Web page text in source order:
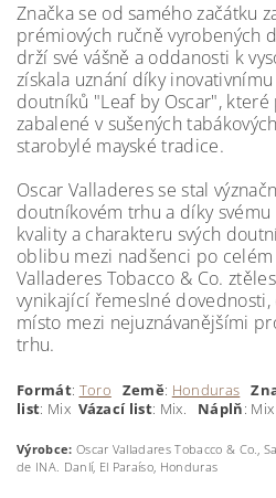
Značka se od samého začátku
prémiových ručně vyrobených
drží své vášně a oddanosti k
získala uznání díky
doutníků "Leaf by Oscar",
zabalené v sušených
starobylé mayské tradice.
Oscar Valladeres se stal
doutníkovém trhu a díky
kvality a charakteru svých
oblibu mezi nadšenci po celém
Valladeres Tobacco & Co.
vynikající řemeslné dovednosti,
místo mezi nejuznávanějšími
trhu.
Formát: Toro Země: Honduras
list: Mix Vázací list: Mix. Náplň: Mix
Výrobce: Oscar Valladares Tobacco & Co.,
de INA. Danlí, El Paraíso, Honduras